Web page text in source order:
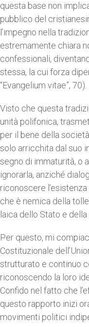
questa base non
pubblico del
l’impegno nella
estremamente chiara
confessionali,
stessa, la cui forza
“Evangelium vitae”, 70).
Visto che questa
unità polifonica,
per il bene della
solo arricchita dal suo
segno di immaturità, o
ignorarla, anziché
riconoscere
che è nemica della
laica dello Stato e della
Per questo, mi
Costituzionale
strutturato e continuo
riconoscendo la loro
Confido nel fatto che
questo rapporto inizi
movimenti politici